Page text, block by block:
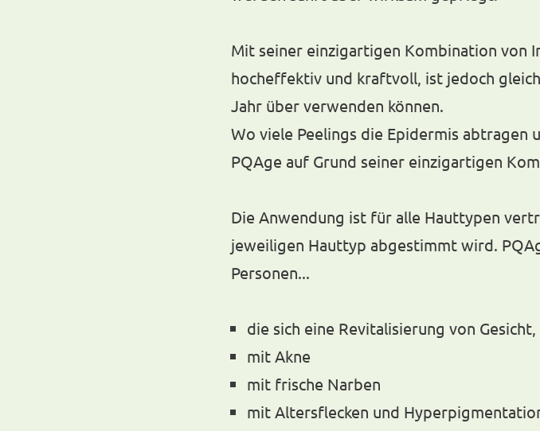
Mit seiner einzigartigen Kombination von
hocheffektiv und kraftvoll, ist jedoch
Jahr über verwenden können.
Wo viele Peelings die Epidermis abtragen
PQAge auf Grund seiner einzigartigen
Die Anwendung ist für alle Hauttypen
jeweiligen Hauttyp abgestimmt wird.
Personen...
die sich eine Revitalisierung von
mit Akne
mit frische Narben
mit Altersflecken und